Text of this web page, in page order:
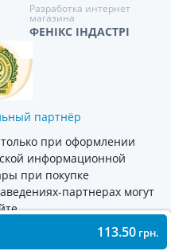
113.50 грн.
Разработка интернет
магазина
ФЕНІКС ІНДАСТРІ
партнёр
при оформлении
информационной
при покупке
партнерах могут